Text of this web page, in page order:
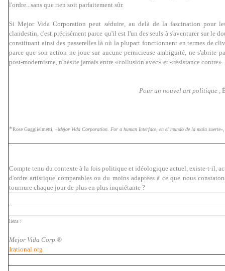
l'ordre...sans que rien soit parfaitement sûr.
Si Mejor Vida Corporation peut séduire, au delà de la fascination pour
clandestin, c'est précisément parce qu'il est l'un des seuls à s'aventurer sur le
constituant ainsi des passerelles là où la plupart fonctionnent en termes de
parce que son action ne joue sur aucune pernicieuse ambiguïté, ne s'abrite
post-modernisme, n'hésite jamais entre «collusion avec» et «résistance contre».
Pour un nouvel art politique ,
*Rose Gugglielmetti, «Mejor Vida Corporation. For a human Interface, en el mundo de la mala suerte»,
Compte tenu du contexte à la fois politique et idéologique actuel, existe-t-il,
d'ordre artistique comparables ou du moins adaptées à ce que nous
tournure chaque jour de plus en plus inquiétante ?
liens :
Mejor Vida Corp.®
Irational.org